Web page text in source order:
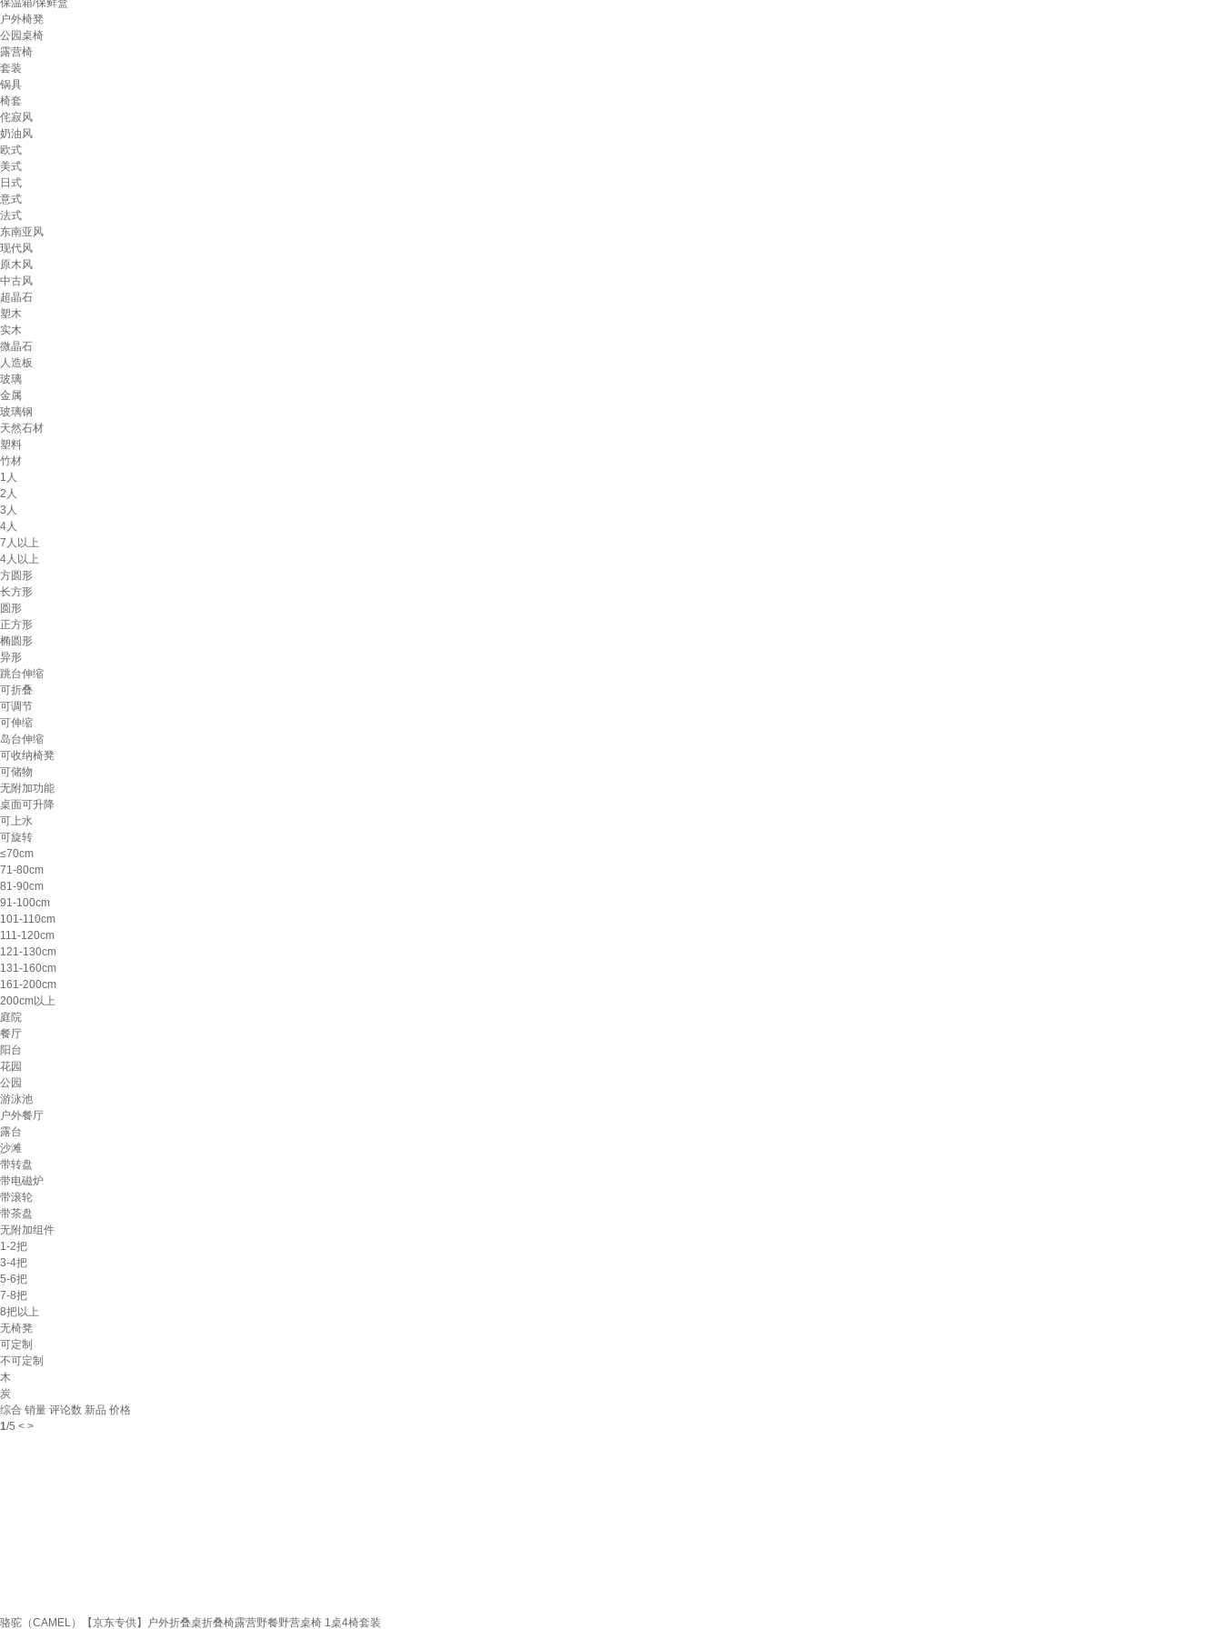
保温箱/保鲜盒
户外椅凳
公园桌椅
露营椅
套装
锅具
椅套
侘寂风
奶油风
欧式
美式
日式
意式
法式
东南亚风
现代风
原木风
中古风
超晶石
塑木
实木
微晶石
人造板
玻璃
金属
玻璃钢
天然石材
塑料
竹材
1人
2人
3人
4人
7人以上
4人以上
方圆形
长方形
圆形
正方形
椭圆形
异形
跳台伸缩
可折叠
可调节
可伸缩
岛台伸缩
可收纳椅凳
可储物
无附加功能
桌面可升降
可上水
可旋转
≤70cm
71-80cm
81-90cm
91-100cm
101-110cm
111-120cm
121-130cm
131-160cm
161-200cm
200cm以上
庭院
餐厅
阳台
花园
公园
游泳池
户外餐厅
露台
沙滩
带转盘
带电磁炉
带滚轮
带茶盘
无附加组件
1-2把
3-4把
5-6把
7-8把
8把以上
无椅凳
可定制
不可定制
木
炭
综合 销量 评论数 新品 价格
1/5 < >
骆驼（CAMEL）【京东专供】户外折叠桌折叠椅露营野餐野营桌椅 1桌4椅套装